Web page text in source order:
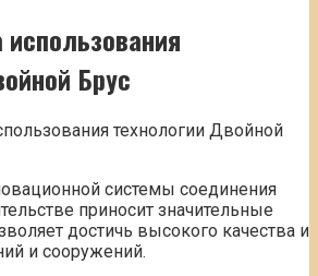
Брус
системы соединения
приносит значительные
достичь высокого качества и
и сооружений.